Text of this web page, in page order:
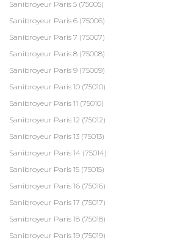
Sanibroyeur Paris 5 (75005)
Sanibroyeur Paris 6 (75006)
Sanibroyeur Paris 7 (75007)
Sanibroyeur Paris 8 (75008)
Sanibroyeur Paris 9 (75009)
Sanibroyeur Paris 10 (75010)
Sanibroyeur Paris 11 (75010)
Sanibroyeur Paris 12 (75012)
Sanibroyeur Paris 13 (75013)
Sanibroyeur Paris 14 (75014)
Sanibroyeur Paris 15 (75015)
Sanibroyeur Paris 16 (75016)
Sanibroyeur Paris 17 (75017)
Sanibroyeur Paris 18 (75018)
Sanibroyeur Paris 19 (75019)